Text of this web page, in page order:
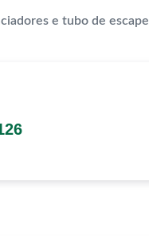
e tubo de escape